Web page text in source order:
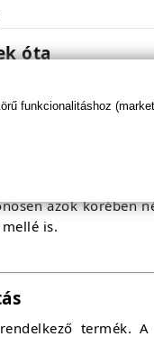
óta
azok körében
is.
termék.
funkcionalitáshoz